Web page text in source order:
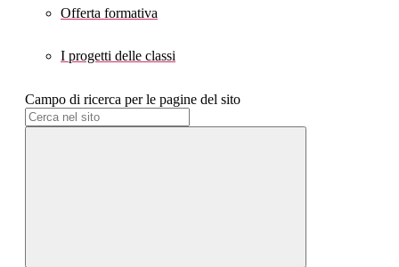
Offerta formativa
I progetti delle classi
Campo di ricerca per le pagine del sito